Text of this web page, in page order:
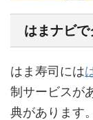
はまナビ
はま寿司には
制サービスが
典があります。